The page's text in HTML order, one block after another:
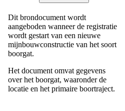
Dit brondocument wordt
aangeboden wanneer de registratie
wordt gestart van een nieuwe
mijnbouwconstructie van het soort
boorgat.
Het document omvat gegevens
over het boorgat, waaronder de
locatie en het primaire boortraject.